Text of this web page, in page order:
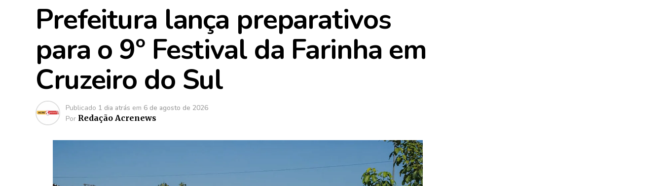
Prefeitura lança preparativos
para o 9º Festival da Farinha em
Cruzeiro do Sul
Publicado 1 dia atrás em 6 de agosto de 2026
Por Redação Acrenews